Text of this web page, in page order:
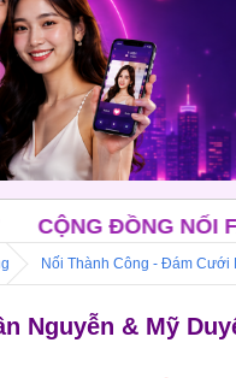
CỘNG
Nối Thành Công - Đám Cưới
Nguyễn & Mỹ